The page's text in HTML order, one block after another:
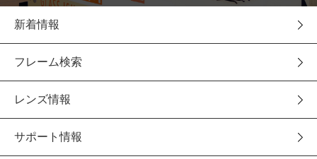
新着情報
フレーム検索
レンズ情報
サポート情報